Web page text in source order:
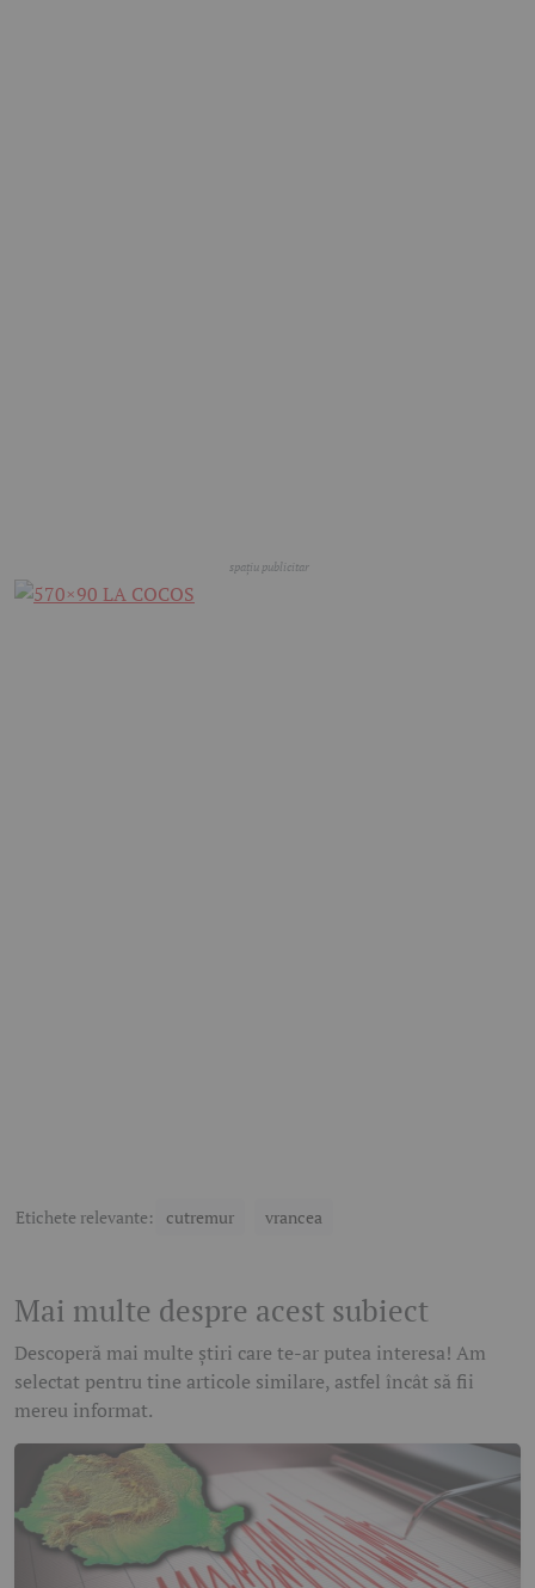
Etichete relevante: cutremur vrancea
Mai multe despre acest subiect
Descoperă mai multe știri care te-ar putea interesa! Am
selectat pentru tine articole similare, astfel încât să fii
mereu informat.